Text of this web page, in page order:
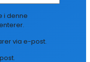
i denne
via e-post.